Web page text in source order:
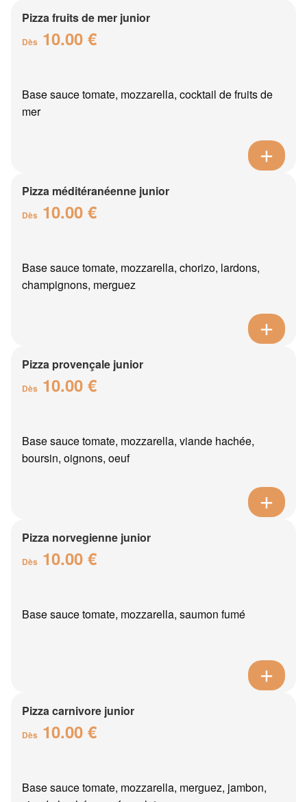
Pizza fruits de mer junior
Dès 10.00 €
Base sauce tomate, mozzarella, cocktail de fruits de
mer
Pizza méditéranéenne junior
Dès 10.00 €
Base sauce tomate, mozzarella, chorizo, lardons,
champignons, merguez
Pizza provençale junior
Dès 10.00 €
Base sauce tomate, mozzarella, viande hachée,
boursin, oignons, oeuf
Pizza norvegienne junior
Dès 10.00 €
Base sauce tomate, mozzarella, saumon fumé
Pizza carnivore junior
Dès 10.00 €
Base sauce tomate, mozzarella, merguez, jambon,